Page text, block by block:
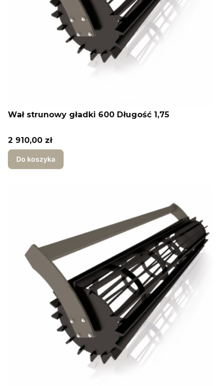
Wał strunowy gładki 600 Długość 1,75
Cena
2 910,00 zł
Do koszyka